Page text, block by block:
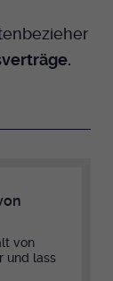
von
und lass